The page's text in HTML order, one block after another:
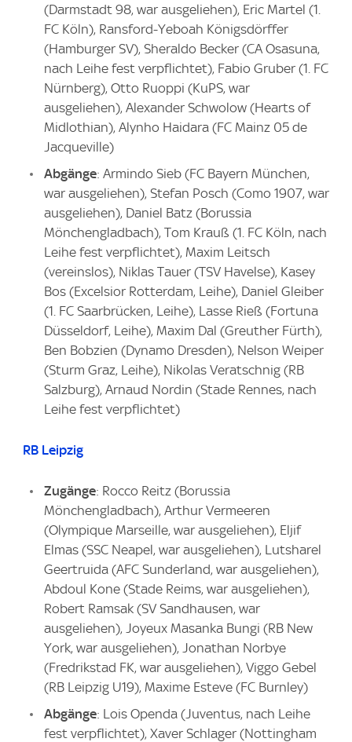
(Darmstadt 98, war ausgeliehen), Eric Martel (1.
FC Köln), Ransford-Yeboah Königsdörffer
(Hamburger SV), Sheraldo Becker (CA Osasuna,
nach Leihe fest verpflichtet), Fabio Gruber (1. FC
Nürnberg), Otto Ruoppi (KuPS, war
ausgeliehen), Alexander Schwolow (Hearts of
Midlothian), Alynho Haidara (FC Mainz 05 de
Jacqueville)
Abgänge: Armindo Sieb (FC Bayern München,
war ausgeliehen), Stefan Posch (Como 1907, war
ausgeliehen), Daniel Batz (Borussia
Mönchengladbach), Tom Krauß (1. FC Köln, nach
Leihe fest verpflichtet), Maxim Leitsch
(vereinslos), Niklas Tauer (TSV Havelse), Kasey
Bos (Excelsior Rotterdam, Leihe), Daniel Gleiber
(1. FC Saarbrücken, Leihe), Lasse Rieß (Fortuna
Düsseldorf, Leihe), Maxim Dal (Greuther Fürth),
Ben Bobzien (Dynamo Dresden), Nelson Weiper
(Sturm Graz, Leihe), Nikolas Veratschnig (RB
Salzburg), Arnaud Nordin (Stade Rennes, nach
Leihe fest verpflichtet)
RB Leipzig
Zugänge: Rocco Reitz (Borussia
Mönchengladbach), Arthur Vermeeren
(Olympique Marseille, war ausgeliehen), Eljif
Elmas (SSC Neapel, war ausgeliehen), Lutsharel
Geertruida (AFC Sunderland, war ausgeliehen),
Abdoul Kone (Stade Reims, war ausgeliehen),
Robert Ramsak (SV Sandhausen, war
ausgeliehen), Joyeux Masanka Bungi (RB New
York, war ausgeliehen), Jonathan Norbye
(Fredrikstad FK, war ausgeliehen), Viggo Gebel
(RB Leipzig U19), Maxime Esteve (FC Burnley)
Abgänge: Lois Openda (Juventus, nach Leihe
fest verpflichtet), Xaver Schlager (Nottingham